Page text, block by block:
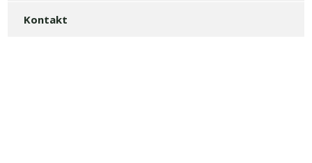
Kontakt